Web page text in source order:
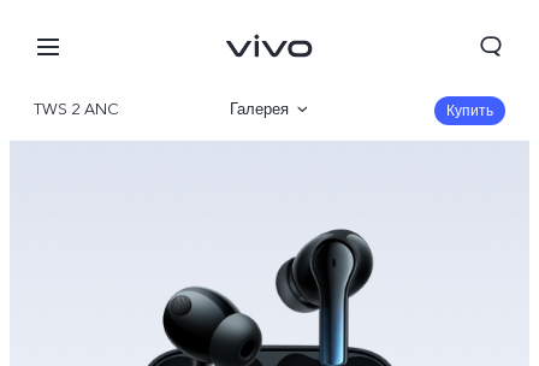
TWS 2 ANC Галерея Купить